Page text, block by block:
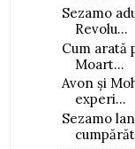
Sezamo
Revolu...
Cum arată
Moart...
Avon și
experi...
Sezamo